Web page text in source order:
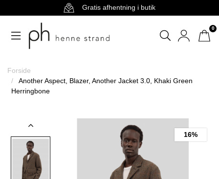
Gratis afhentning i butik
0
Forside
Another Aspect, Blazer, Another Jacket 3.0, Khaki Green
Herringbone
16%